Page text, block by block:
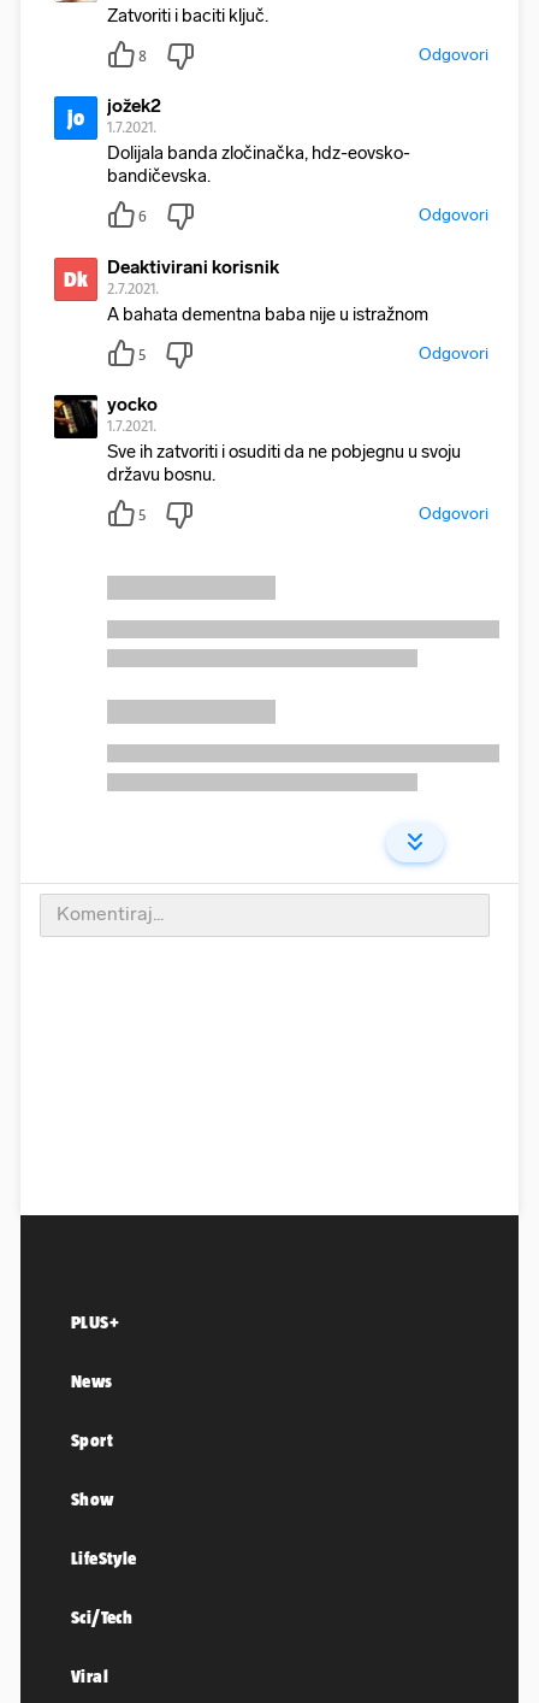
Zatvoriti i baciti ključ.
8 Odgovori
jo jožek2
1.7.2021.
Dolijala banda zločinačka, hdz-eovsko-
bandičevska.
6 Odgovori
Dk Deaktivirani korisnik
2.7.2021.
A bahata dementna baba nije u istražnom
5 Odgovori
yocko
1.7.2021.
Sve ih zatvoriti i osuditi da ne pobjegnu u svoju
državu bosnu.
5 Odgovori
PLUS+
News
Sport
Show
LifeStyle
Sci/Tech
Viral